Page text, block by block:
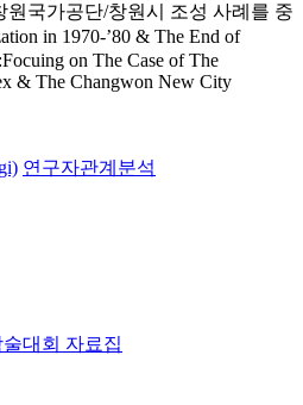
원국가공단/창원시 조성 사례를 중
in 1970-’80 & The End of
on The Case of The
& The Changwon New City
연구자관계분석
대회 자료집